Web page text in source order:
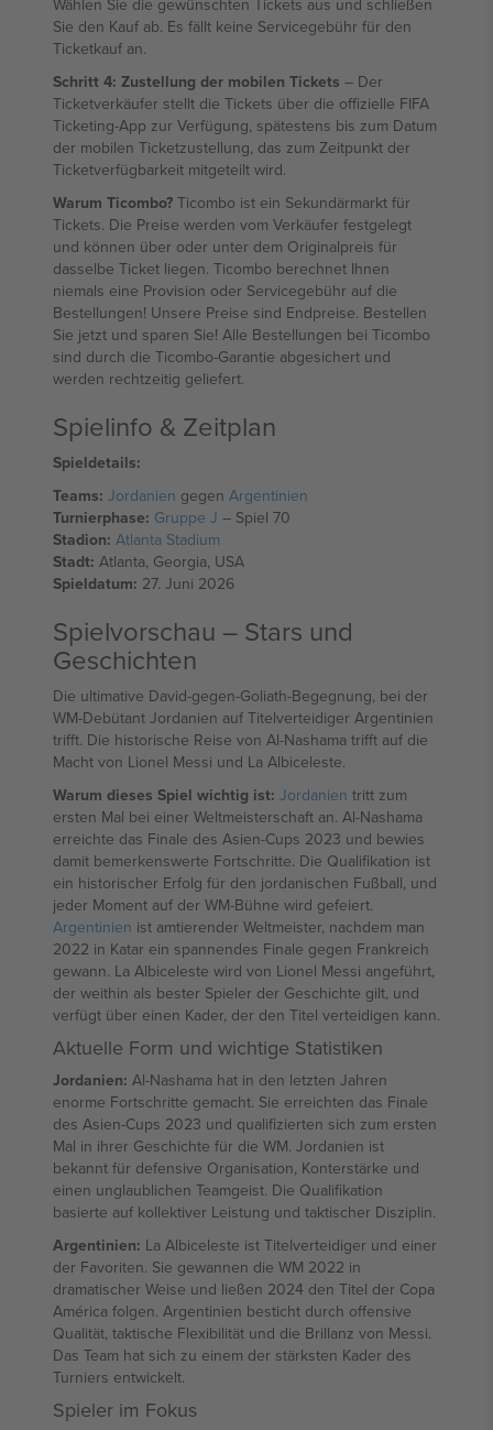
Wählen Sie die gewünschten Tickets aus und schließen
Sie den Kauf ab. Es fällt keine Servicegebühr für den
Ticketkauf an.
Schritt 4: Zustellung der mobilen Tickets – Der
Ticketverkäufer stellt die Tickets über die offizielle FIFA
Ticketing-App zur Verfügung, spätestens bis zum Datum
der mobilen Ticketzustellung, das zum Zeitpunkt der
Ticketverfügbarkeit mitgeteilt wird.
Warum Ticombo? Ticombo ist ein Sekundärmarkt für
Tickets. Die Preise werden vom Verkäufer festgelegt
und können über oder unter dem Originalpreis für
dasselbe Ticket liegen. Ticombo berechnet Ihnen
niemals eine Provision oder Servicegebühr auf die
Bestellungen! Unsere Preise sind Endpreise. Bestellen
Sie jetzt und sparen Sie! Alle Bestellungen bei Ticombo
sind durch die Ticombo-Garantie abgesichert und
werden rechtzeitig geliefert.
Spielinfo & Zeitplan
Spieldetails:
Teams: Jordanien gegen Argentinien
Turnierphase: Gruppe J – Spiel 70
Stadion: Atlanta Stadium
Stadt: Atlanta, Georgia, USA
Spieldatum: 27. Juni 2026
Spielvorschau – Stars und
Geschichten
Die ultimative David-gegen-Goliath-Begegnung, bei der
WM-Debütant Jordanien auf Titelverteidiger Argentinien
trifft. Die historische Reise von Al-Nashama trifft auf die
Macht von Lionel Messi und La Albiceleste.
Warum dieses Spiel wichtig ist: Jordanien tritt zum
ersten Mal bei einer Weltmeisterschaft an. Al-Nashama
erreichte das Finale des Asien-Cups 2023 und bewies
damit bemerkenswerte Fortschritte. Die Qualifikation ist
ein historischer Erfolg für den jordanischen Fußball, und
jeder Moment auf der WM-Bühne wird gefeiert.
Argentinien ist amtierender Weltmeister, nachdem man
2022 in Katar ein spannendes Finale gegen Frankreich
gewann. La Albiceleste wird von Lionel Messi angeführt,
der weithin als bester Spieler der Geschichte gilt, und
verfügt über einen Kader, der den Titel verteidigen kann.
Aktuelle Form und wichtige Statistiken
Jordanien: Al-Nashama hat in den letzten Jahren
enorme Fortschritte gemacht. Sie erreichten das Finale
des Asien-Cups 2023 und qualifizierten sich zum ersten
Mal in ihrer Geschichte für die WM. Jordanien ist
bekannt für defensive Organisation, Konterstärke und
einen unglaublichen Teamgeist. Die Qualifikation
basierte auf kollektiver Leistung und taktischer Disziplin.
Argentinien: La Albiceleste ist Titelverteidiger und einer
der Favoriten. Sie gewannen die WM 2022 in
dramatischer Weise und ließen 2024 den Titel der Copa
América folgen. Argentinien besticht durch offensive
Qualität, taktische Flexibilität und die Brillanz von Messi.
Das Team hat sich zu einem der stärksten Kader des
Turniers entwickelt.
Spieler im Fokus